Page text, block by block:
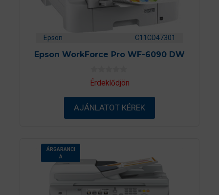
Epson C11CD47301
Epson WorkForce Pro WF-6090 DW
0
a
-
ő
Érdeklődjön
AJÁNLATOT KÉREK
ÁRGARANCI
A